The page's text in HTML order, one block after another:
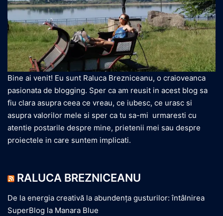
Bine ai venit! Eu sunt Raluca Brezniceanu, o craioveanca
pasionata de blogging. Sper ca am reusit in acest blog sa
fiu clara asupra ceea ce vreau, ce iubesc, ce urasc si
asupra valorilor mele si sper ca tu sa-mi urmaresti cu
atentie postarile despre mine, prietenii mei sau despre
proiectele in care suntem implicati.
RALUCA BREZNICEANU
De la energia creativă la abundența gusturilor: întâlnirea
SuperBlog la Manara Blue